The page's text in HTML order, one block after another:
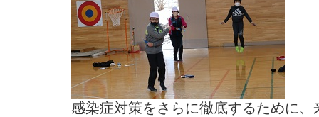
感染症対策をさらに徹底するために